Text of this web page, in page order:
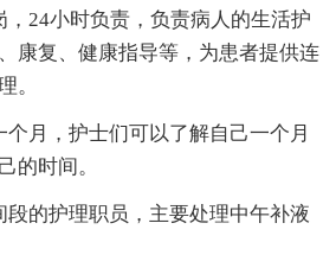
24小时负责，负责病人的生活护
康复、健康指导等，为患者提供连
。
月，护士们可以了解自己一个月
的时间。
的护理职员，主要处理中午补液